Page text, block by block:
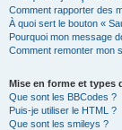
Comment rapporter des
À quoi sert le bouton «
Pourquoi mon message
Comment remonter mon
Mise en forme et types
Que sont les BBCodes ?
Puis-je utiliser le HTML ?
Que sont les smileys ?